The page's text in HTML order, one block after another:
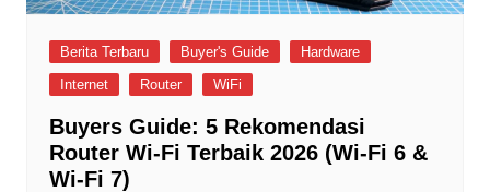
Berita Terbaru Buyer's Guide
Hardware
Internet
Router WiFi
Buyers Guide: 5 Rekomendasi
Router Wi-Fi Terbaik 2026 (Wi-Fi 6 &
Wi-Fi 7)